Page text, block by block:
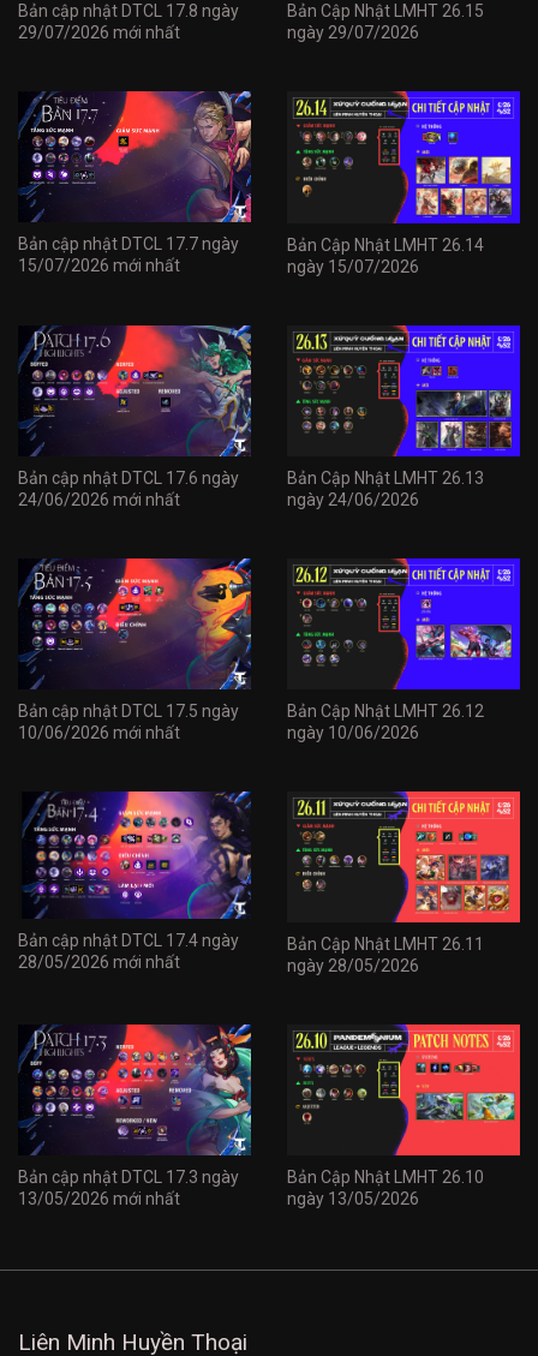
Bản cập nhật DTCL 17.8 ngày
29/07/2026 mới nhất
Bản Cập Nhật LMHT 26.15
ngày 29/07/2026
Bản cập nhật DTCL 17.7 ngày
15/07/2026 mới nhất
Bản Cập Nhật LMHT 26.14
ngày 15/07/2026
Bản cập nhật DTCL 17.6 ngày
24/06/2026 mới nhất
Bản Cập Nhật LMHT 26.13
ngày 24/06/2026
Bản cập nhật DTCL 17.5 ngày
10/06/2026 mới nhất
Bản Cập Nhật LMHT 26.12
ngày 10/06/2026
Bản cập nhật DTCL 17.4 ngày
28/05/2026 mới nhất
Bản Cập Nhật LMHT 26.11
ngày 28/05/2026
Bản cập nhật DTCL 17.3 ngày
13/05/2026 mới nhất
Bản Cập Nhật LMHT 26.10
ngày 13/05/2026
Liên Minh Huyền Thoại